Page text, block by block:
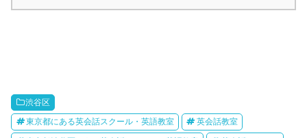
渋谷区
東京都にある英会話スクール・英語教室 英会話教室